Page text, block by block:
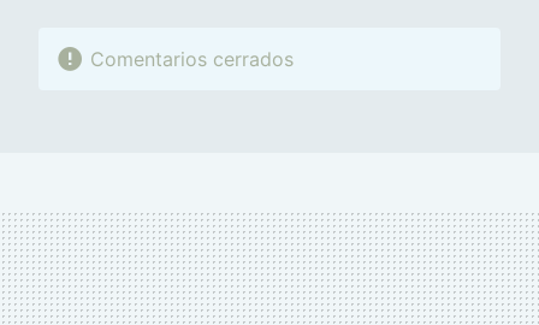
Comentarios cerrados